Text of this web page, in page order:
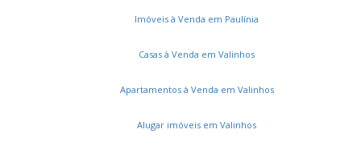
Jardim Nossa Senhora Auxiliadora
Parque Bellaville
Jardim Santa Izabel
Residencial Jardim do Jatobá
Chácara Recreio Alvorada
Imóveis à Venda em Paulínia
Casas à Venda em Valinhos
Apartamentos à Venda em Valinhos
Alugar imóveis em Valinhos